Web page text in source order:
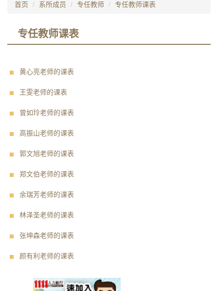
首页 系所成员 专任教师 专任教师课表
专任教师课表
黄心亮老师的课表
王雯老师的课表
曾如玲老师的课表
高振山老师的课表
郭文旭老师的课表
郑文伯老师的课表
余瑞芳老师的课表
林泽圣老师的课表
张坤森老师的课表
颜有利老师的课表